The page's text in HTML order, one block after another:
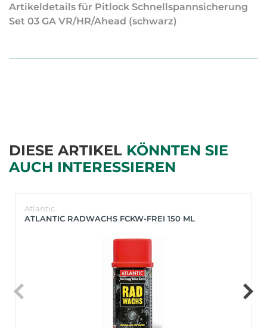
Artikeldetails für Pitlock Schnellspannsicherung
Set 03 GA VR/HR/Ahead (schwarz)
DIESE ARTIKEL KÖNNTEN SIE
AUCH INTERESSIEREN
Atlantic
ATLANTIC RADWACHS FCKW-FREI 150 ML